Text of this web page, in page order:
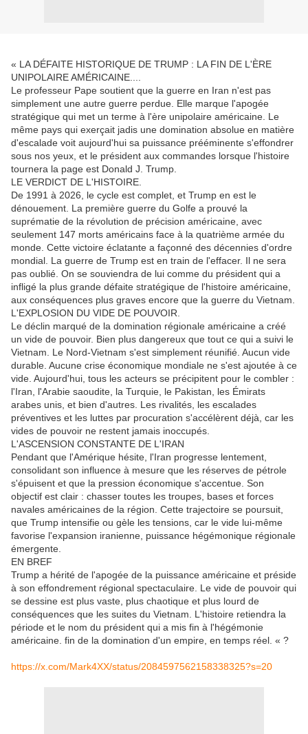
« LA DÉFAITE HISTORIQUE DE TRUMP : LA FIN DE L'ÈRE
UNIPOLAIRE AMÉRICAINE....
Le professeur Pape soutient que la guerre en Iran n'est pas
simplement une autre guerre perdue. Elle marque l'apogée
stratégique qui met un terme à l'ère unipolaire américaine. Le
même pays qui exerçait jadis une domination absolue en matière
d'escalade voit aujourd'hui sa puissance prééminente s'effondrer
sous nos yeux, et le président aux commandes lorsque l'histoire
tournera la page est Donald J. Trump.
LE VERDICT DE L'HISTOIRE.
De 1991 à 2026, le cycle est complet, et Trump en est le
dénouement. La première guerre du Golfe a prouvé la
suprématie de la révolution de précision américaine, avec
seulement 147 morts américains face à la quatrième armée du
monde. Cette victoire éclatante a façonné des décennies d'ordre
mondial. La guerre de Trump est en train de l'effacer. Il ne sera
pas oublié. On se souviendra de lui comme du président qui a
infligé la plus grande défaite stratégique de l'histoire américaine,
aux conséquences plus graves encore que la guerre du Vietnam.
L'EXPLOSION DU VIDE DE POUVOIR.
Le déclin marqué de la domination régionale américaine a créé
un vide de pouvoir. Bien plus dangereux que tout ce qui a suivi le
Vietnam. Le Nord-Vietnam s'est simplement réunifié. Aucun vide
durable. Aucune crise économique mondiale ne s'est ajoutée à ce
vide. Aujourd'hui, tous les acteurs se précipitent pour le combler :
l'Iran, l'Arabie saoudite, la Turquie, le Pakistan, les Émirats
arabes unis, et bien d'autres. Les rivalités, les escalades
préventives et les luttes par procuration s'accélèrent déjà, car les
vides de pouvoir ne restent jamais inoccupés.
L'ASCENSION CONSTANTE DE L'IRAN
Pendant que l'Amérique hésite, l'Iran progresse lentement,
consolidant son influence à mesure que les réserves de pétrole
s'épuisent et que la pression économique s'accentue. Son
objectif est clair : chasser toutes les troupes, bases et forces
navales américaines de la région. Cette trajectoire se poursuit,
que Trump intensifie ou gèle les tensions, car le vide lui-même
favorise l'expansion iranienne, puissance hégémonique régionale
émergente.
EN BREF
Trump a hérité de l'apogée de la puissance américaine et préside
à son effondrement régional spectaculaire. Le vide de pouvoir qui
se dessine est plus vaste, plus chaotique et plus lourd de
conséquences que les suites du Vietnam. L'histoire retiendra la
période et le nom du président qui a mis fin à l'hégémonie
américaine. fin de la domination d'un empire, en temps réel. « ?
https://x.com/Mark4XX/status/2084597562158338325?s=20